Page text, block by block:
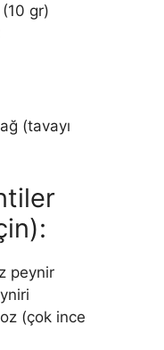
gr)
(tavayı
peynir
(çok ince